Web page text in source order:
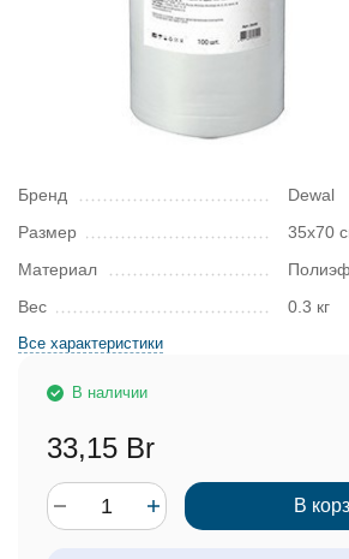
Бренд
Dewal
Размер
35х70
Материал
Вес
0.3 кг
Все характеристики
В наличии
33,15 Br
В